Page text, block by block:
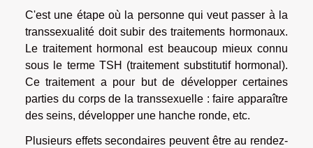
C'est une étape où la personne qui veut passer à la
transsexualité doit subir des traitements hormonaux.
Le traitement hormonal est beaucoup mieux connu
sous le terme TSH (traitement substitutif hormonal).
Ce traitement a pour but de développer certaines
parties du corps de la transsexuelle : faire apparaître
des seins, développer une hanche ronde, etc.
Plusieurs effets secondaires peuvent être au rendez-